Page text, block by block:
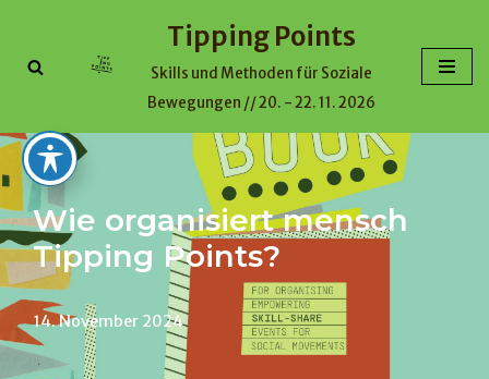
Zum
Tipping Points
Skills und Methoden für Soziale
Bewegungen // 20. - 22. 11. 2026
Wie organisiert mensch
Tipping Points?
14. November 2024